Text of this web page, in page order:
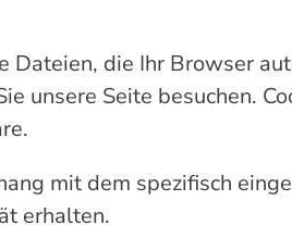
Dateien, die Ihr Browser
unsere Seite besuchen.
mit dem spezifisch
erhalten.